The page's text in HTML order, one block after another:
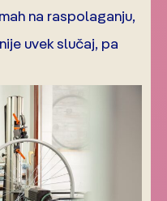
na raspolaganju,
uvek slučaj, pa